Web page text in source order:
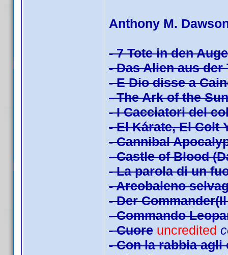
Anthony M.
- 7 Tote in den
- Das Alien aus
- E Dio disse a
- The Ark of the
- I Cacciatori del
- El Kárate, El Colt
- Cannibal
- Castle of Blood
- La parola di un
- Arcobaleno
- Der
- Commando
- Cuore uncredited
- Con la rabbia agli